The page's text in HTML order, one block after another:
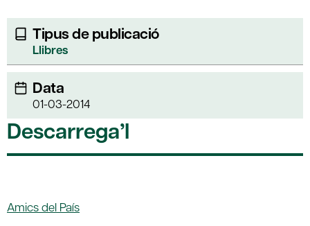
Tipus de publicació
Llibres
Data
01-03-2014
Descarrega’l
Amics del País